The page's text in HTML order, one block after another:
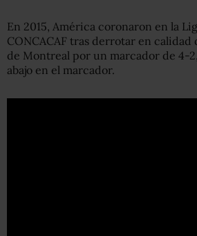
En 2015, América coronaron en la
CONCACAF tras derrotar en
de Montreal por un marcador de 4-
abajo en el marcador.